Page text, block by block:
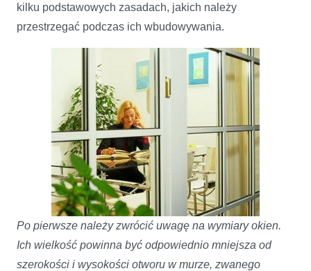
kilku podstawowych zasadach, jakich należy
przestrzegać podczas ich wbudowywania.
Po pierwsze należy zwrócić uwagę na wymiary okien.
Ich wielkość powinna być odpowiednio mniejsza od
szerokości i wysokości otworu w murze, zwanego